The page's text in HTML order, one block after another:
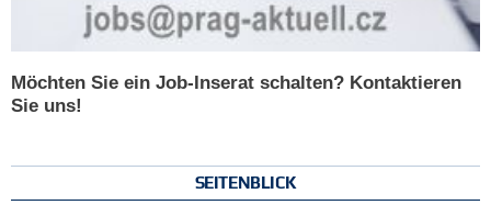
Möchten Sie ein Job-Inserat schalten? Kontaktieren
Sie uns!
SEITENBLICK